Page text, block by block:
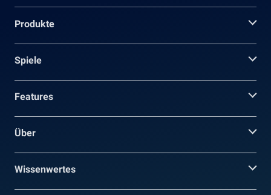
Produkte
Spiele
Features
Über
Wissenwertes